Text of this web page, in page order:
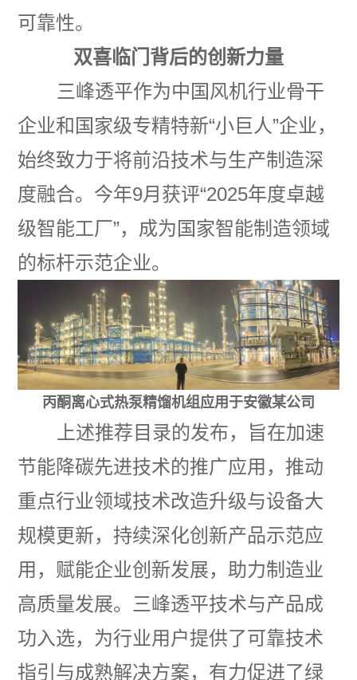
可靠性。
双喜临门背后的创新力量
三峰透平作为中国风机行业骨干
企业和国家级专精特新“小巨人”企业，
始终致力于将前沿技术与生产制造深
度融合。今年9月获评“2025年度卓越
级智能工厂”，成为国家智能制造领域
的标杆示范企业。
丙酮离心式热泵精馏机组应用于安徽某公司
上述推荐目录的发布，旨在加速
节能降碳先进技术的推广应用，推动
重点行业领域技术改造升级与设备大
规模更新，持续深化创新产品示范应
用，赋能企业创新发展，助力制造业
高质量发展。三峰透平技术与产品成
功入选，为行业用户提供了可靠技术
指引与成熟解决方案‌，有力促进了绿